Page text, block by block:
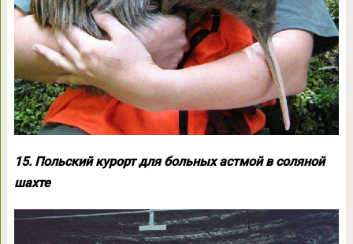
15. Польский курорт для больных астмой в соляной
шахте